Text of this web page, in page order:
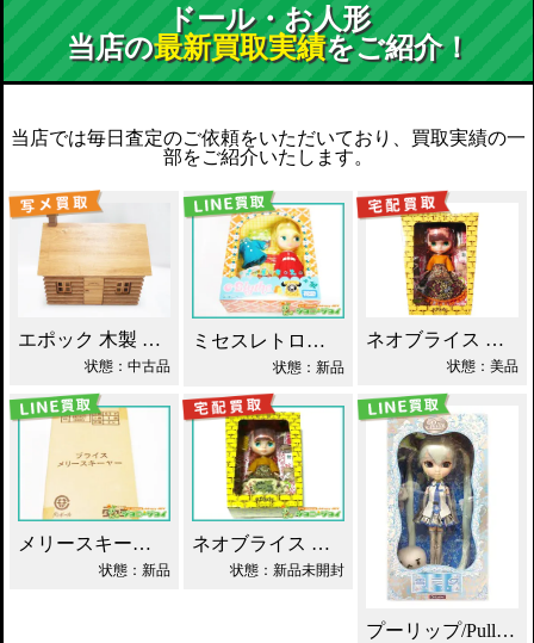
ドール・お人形
当店の最新買取実績をご紹介！
当店では毎日査定のご依頼をいただいており、買取実績の一
部をご紹介いたします。
エポック 木製 丸太小屋 シルバニアファミリー 買取！
状態：中古品
ミセスレトロママ ネオブライス Blythe買取！
状態：新品
ネオブライス あちゃちゅむずきん 買取！
状態：美品
メリースキーヤー ネオブライス タカラ買取！
状態：新品
ネオブライス あちゃちゅむずきん Blythe 人形 買取！
状態：新品未開封
プーリップ/Pullip 雪ミク 初音ミク 買取